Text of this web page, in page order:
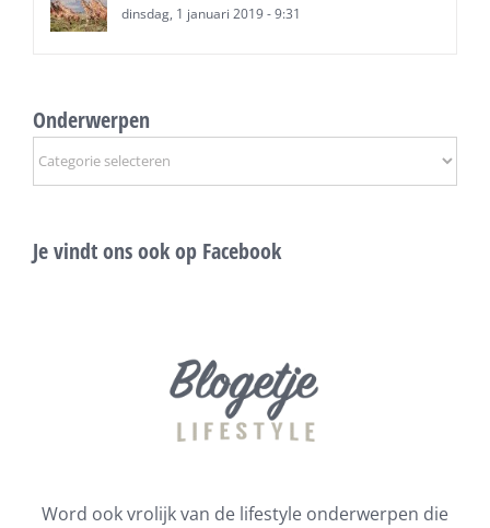
dinsdag, 1 januari 2019 - 9:31
Onderwerpen
Onderwerpen
Je vindt ons ook op Facebook
Word ook vrolijk van de lifestyle onderwerpen die